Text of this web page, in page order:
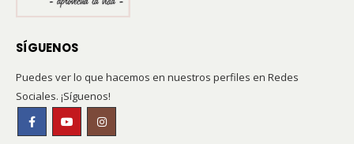
SÍGUENOS
Puedes ver lo que hacemos en nuestros perfiles en Redes
Sociales. ¡Síguenos!